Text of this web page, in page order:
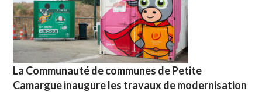
La Communauté de communes de Petite
Camargue inaugure les travaux de modernisation